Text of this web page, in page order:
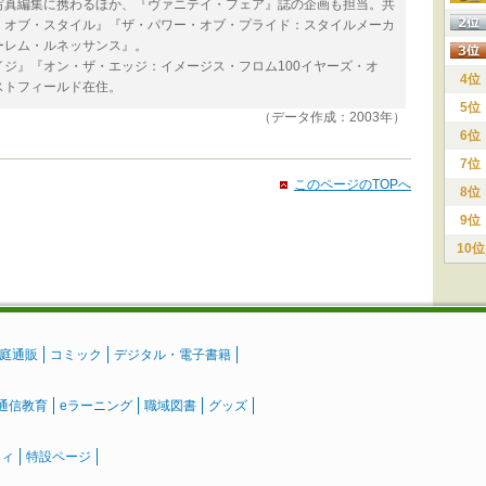
編集に携わるほか、『ヴァニテイ・フェア』誌の企画も担当。共
ブ・スタイル』『ザ・パワー・オブ・プライド：スタイルメーカ
ム・ルネッサンス』。
』『オン・ザ・エッジ：イメージス・フロム100イヤーズ・オ
フィールド在住。
（データ作成：2003年）
このページのTOPへ
4位
5位
6位
7位
8位
9位
10位
通販 コミック デジタル・電子書籍
信教育 eラーニング 職域図書 グッズ
特設ページ